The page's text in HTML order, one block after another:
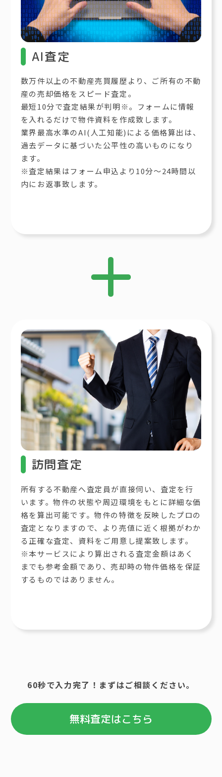
AI査定
数万件以上の不動産売買履歴より、ご所有の不動
産の売却価格をスピード査定。
最短10分で査定結果が判明※。フォームに情報
を入れるだけで物件資料を作成致します。
業界最高水準のAI(人工知能)による価格算出は、
過去データに基づいた公平性の高いものになり
ます。
※査定結果はフォーム申込より10分～24時間以
内にお返事致します。
訪問査定
所有する不動産へ査定員が直接伺い、査定を行
います。物件の状態や周辺環境をもとに詳細な価
格を算出可能です。物件の特徴を反映したプロの
査定となりますので、より売値に近く根拠がわか
る正確な査定、資料をご用意し提案致します。
※本サービスにより算出される査定金額はあく
までも参考金額であり、売却時の物件価格を保証
するものではありません。
60秒で入力完了！まずはご相談ください。
無料査定はこちら